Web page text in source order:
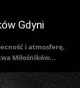
Gdyni
i atmosferę,
Miłośników...